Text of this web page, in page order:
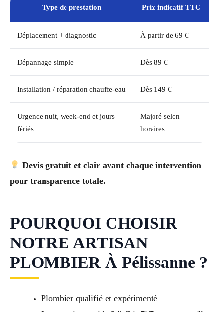
Type de prestation Prix indicatif TTC
Déplacement + diagnostic À partir de 69 €
Dépannage simple Dès 89 €
Installation / réparation chauffe-eau Dès 149 €
Urgence nuit, week-end et jours
fériés
Majoré selon
horaires
Devis gratuit et clair avant chaque intervention
pour transparence totale.
POURQUOI CHOISIR
NOTRE ARTISAN
PLOMBIER À Pélissanne ?
Plombier qualifié et expérimenté